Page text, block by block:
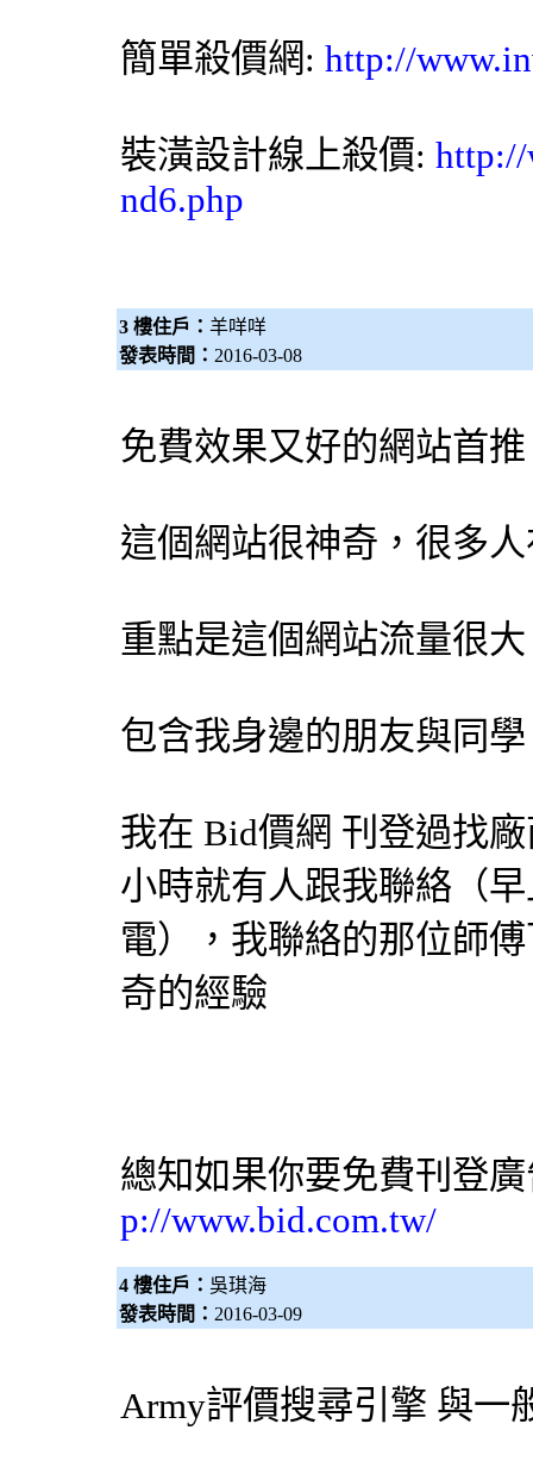
簡單殺價網: http://
裝潢設計線上殺價: http://
nd6.php
3 樓住戶： 羊咩咩
發表時間： 2016-03-08
免費效果又好的網站首
這個網站很神奇，很多
重點是這個網站流量很
包含我身邊的朋友與同學
我在 Bid價網 刊登過找
小時就有人跟我聯絡（
電），我聯絡的那位師
奇的經驗
總知如果你要免費刊登
p://www.bid.com.tw/
4 樓住戶： 吳琪海
發表時間： 2016-03-09
Army評價搜尋引擎 與一